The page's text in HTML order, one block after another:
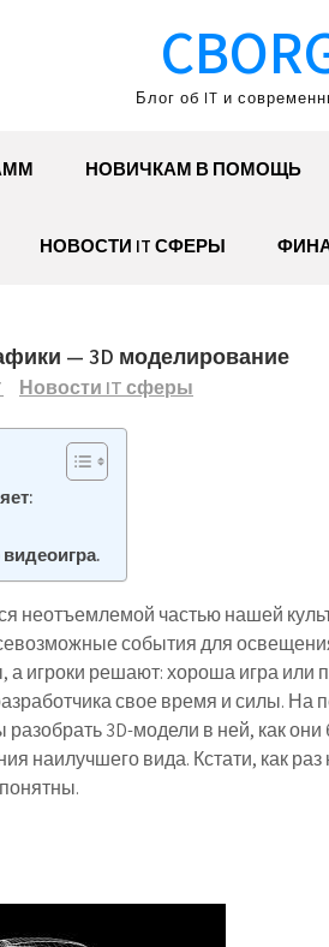
Блог об IT и
НОВИЧКАМ В ПОМОЩЬ
НОВОСТИ IT СФЕРЫ
— 3D моделирование
Новости IT сферы
неотъемлемой частью нашей
события для
игроки решают: хороша игра или
свое время и силы. На
3D-модели в ней, как
наилучшего вида. Кстати, как